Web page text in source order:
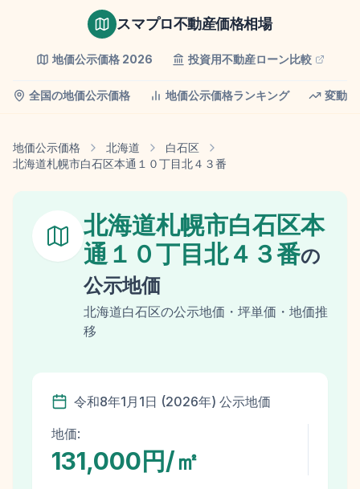
スマプロ不動産価格相場
地価公示価格 2026 投資用不動産ローン比較
全国の地価公示価格 地価公示価格ランキング 変動
地価公示価格 北海道
白石区
北海道札幌市白石区本通１０丁目北４３番
北海道札幌市白石区本
通１０丁目北４３番の
公示地価
北海道白石区の公示地価 ・坪単価・地価推
移
令和8年1月1日 (2026年) 公示地価
地価:
131,000円/㎡